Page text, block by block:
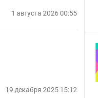
1 августа 2026 00:55
19 декабря 2025 15:12